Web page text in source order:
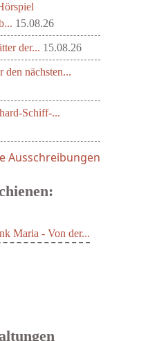
15.08.26
der... 15.08.26
den nächsten...
Schiff-...
Ausschreibungen
Maria - Von der...